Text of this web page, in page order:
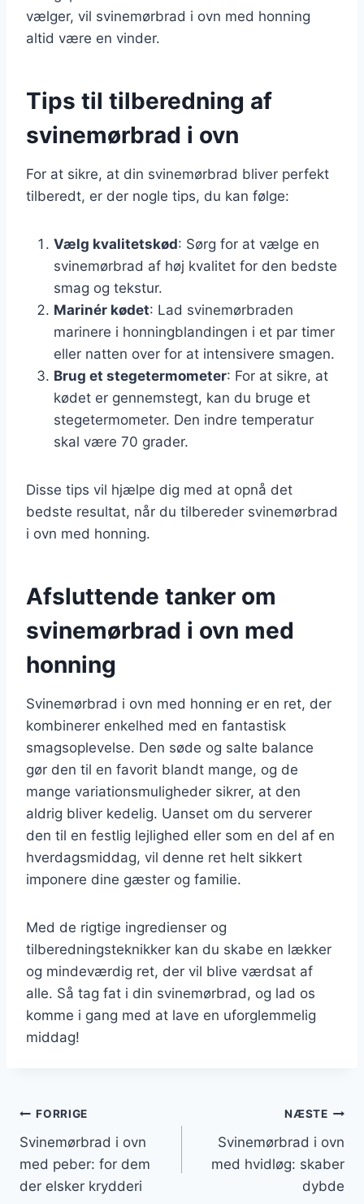
vælger, vil svinemørbrad i ovn med honning
altid være en vinder.
Tips til tilberedning af
svinemørbrad i ovn
For at sikre, at din svinemørbrad bliver perfekt
tilberedt, er der nogle tips, du kan følge:
Vælg kvalitetskød: Sørg for at vælge en
svinemørbrad af høj kvalitet for den bedste
smag og tekstur.
Marinér kødet: Lad svinemørbraden
marinere i honningblandingen i et par timer
eller natten over for at intensivere smagen.
Brug et stegetermometer: For at sikre, at
kødet er gennemstegt, kan du bruge et
stegetermometer. Den indre temperatur
skal være 70 grader.
Disse tips vil hjælpe dig med at opnå det
bedste resultat, når du tilbereder svinemørbrad
i ovn med honning.
Afsluttende tanker om
svinemørbrad i ovn med
honning
Svinemørbrad i ovn med honning er en ret, der
kombinerer enkelhed med en fantastisk
smagsoplevelse. Den søde og salte balance
gør den til en favorit blandt mange, og de
mange variationsmuligheder sikrer, at den
aldrig bliver kedelig. Uanset om du serverer
den til en festlig lejlighed eller som en del af en
hverdagsmiddag, vil denne ret helt sikkert
imponere dine gæster og familie.
Med de rigtige ingredienser og
tilberedningsteknikker kan du skabe en lækker
og mindeværdig ret, der vil blive værdsat af
alle. Så tag fat i din svinemørbrad, og lad os
komme i gang med at lave en uforglemmelig
middag!
Indlægsnavigation
FORRIGE
Svinemørbrad i ovn
med peber: for dem
der elsker krydderi
NÆSTE
Svinemørbrad i ovn
med hvidløg: skaber
dybde